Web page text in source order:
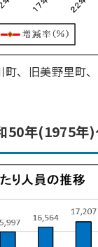
、旧美野里町
50年(1975年)